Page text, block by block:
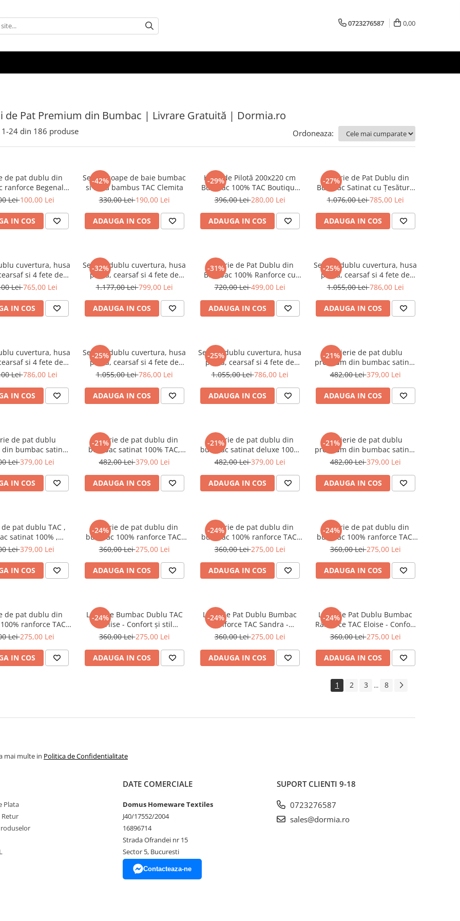
0723276587 0,00
de Pat Premium din Bumbac | Livrare Gratuită | Dormia.ro
1-24 din 186 produse Ordoneaza:
de pat dublu din
ranforce Begenal
CARRERA 2
Lei100,00 Lei
IN COS
-42%
Set prosoape de baie bumbac
si fibra bambus TAC Clemita
330,00 Lei190,00 Lei
ADAUGA IN COS
-29%
Husă de Pilotă 200x220 cm
Bumbac 100% TAC Boutique
Leaf | Dormia.ro
396,00 Lei280,00 Lei
ADAUGA IN COS
-27%
Lenjerie de Pat Dublu din
Bumbac Satinat cu Țesătură
Jacquard, 7 Piese – Rodrigo
1.076,00 Lei785,00 Lei
ADAUGA IN COS
cuvertura, husa
si 4 fete de
bumbac satinat
Camel
Lei765,00 Lei
IN COS
-32%
Set pat dublu cuvertura, husa
pilota, cearsaf si 4 fete de
perna, bumbac satinat
Gabriella
1.177,00 Lei799,00 Lei
ADAUGA IN COS
-31%
Lenjerie de Pat Dublu din
Bumbac 100% Ranforce cu
Volănașe - Model Galena de la
720,00 Lei499,00 Lei
ADAUGA IN COS
-25%
Set pat dublu cuvertura, husa
pilota, cearsaf si 4 fete de
perna, bumbac satinat
Bellamy
1.055,00 Lei786,00 Lei
ADAUGA IN COS
cuvertura, husa
si 4 fete de
bumbac satinat
Octavia
Lei786,00 Lei
IN COS
-25%
Set pat dublu cuvertura, husa
pilota, cearsaf si 4 fete de
perna TAC Eleanor culoare
1.055,00 Lei786,00 Lei
ADAUGA IN COS
-25%
Set pat dublu cuvertura, husa
pilota, cearsaf si 4 fete de
perna TAC, Eleanor culoare
1.055,00 Lei786,00 Lei
ADAUGA IN COS
-21%
Lenjerie de pat dublu
premium din bumbac satinat
deluxe 100% TAC, Vanessa
482,00 Lei379,00 Lei
ADAUGA IN COS
de pat dublu
bumbac satinat
TAC, Jeanne
Lei379,00 Lei
IN COS
-21%
Lenjerie de pat dublu din
bumbac satinat 100% TAC,
Cassie
482,00 Lei379,00 Lei
ADAUGA IN COS
-21%
Lenjerie de pat dublu din
bumbac satinat deluxe 100%
TAC, Violetta
482,00 Lei379,00 Lei
ADAUGA IN COS
-21%
Lenjerie de pat dublu
premium din bumbac satinat
deluxe 100% TAC, Hannie
482,00 Lei379,00 Lei
ADAUGA IN COS
pat dublu TAC ,
satinat 100% ,
Monica
Lei379,00 Lei
IN COS
-24%
Lenjerie de pat dublu din
bumbac 100% ranforce TAC,
Chevy
360,00 Lei275,00 Lei
ADAUGA IN COS
-24%
Lenjerie de pat dublu din
bumbac 100% ranforce TAC,
Gracie
360,00 Lei275,00 Lei
ADAUGA IN COS
-24%
Lenjerie de pat dublu din
bumbac 100% ranforce TAC,
Judy
360,00 Lei275,00 Lei
ADAUGA IN COS
de pat dublu din
ranforce TAC,
cu inserii fine de
Lei275,00 Lei
IN COS
-24%
Lenjerie Bumbac Dublu TAC
Carlise - Confort și stil
desăvârșit!
360,00 Lei275,00 Lei
ADAUGA IN COS
-24%
Lenjerie Pat Dublu Bumbac
Ranforce TAC Sandra -
Calitate Superioară!
360,00 Lei275,00 Lei
ADAUGA IN COS
-24%
Lenjerie Pat Dublu Bumbac
Ranforce TAC Eloise - Confort
& Stil!
360,00 Lei275,00 Lei
ADAUGA IN COS
1 2 3 ... 8
mai multe in Politica de Confidentialitate
Plata
Retur
DATE COMERCIALE
Domus Homeware Textiles
J40/17552/2004
16896714
Strada Ofrandei nr 15
Sector 5, Bucuresti
Contacteaza-ne
SUPORT CLIENTI 9-18
0723276587
sales@dormia.ro